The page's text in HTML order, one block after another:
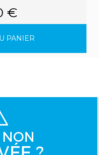
€
PANIER